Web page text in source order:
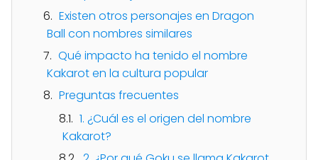
Existen otros personajes en Dragon
Ball con nombres similares
Qué impacto ha tenido el nombre
Kakarot en la cultura popular
Preguntas frecuentes
1. ¿Cuál es el origen del nombre
Kakarot?